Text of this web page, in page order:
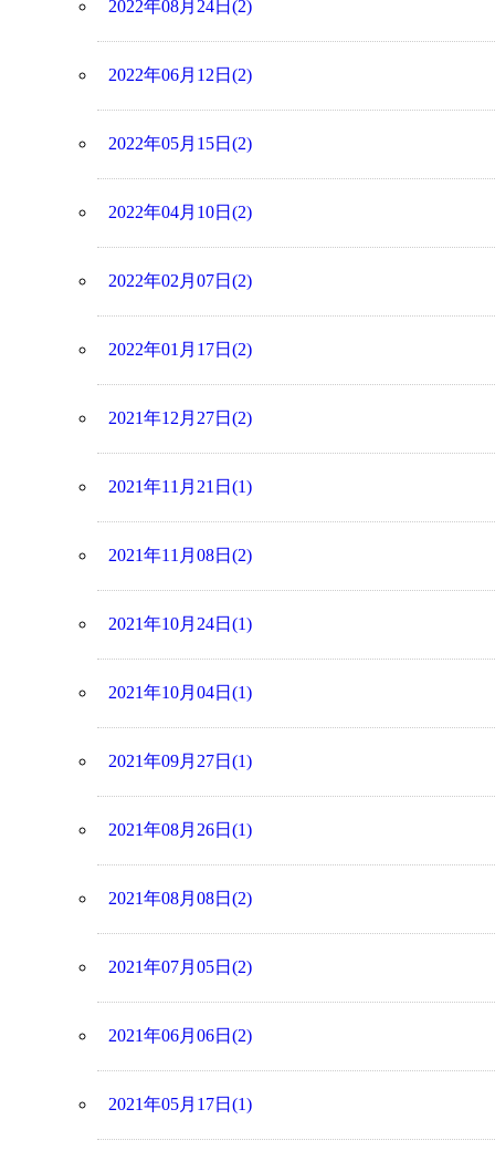
2022年08月24日(2)
2022年06月12日(2)
2022年05月15日(2)
2022年04月10日(2)
2022年02月07日(2)
2022年01月17日(2)
2021年12月27日(2)
2021年11月21日(1)
2021年11月08日(2)
2021年10月24日(1)
2021年10月04日(1)
2021年09月27日(1)
2021年08月26日(1)
2021年08月08日(2)
2021年07月05日(2)
2021年06月06日(2)
2021年05月17日(1)